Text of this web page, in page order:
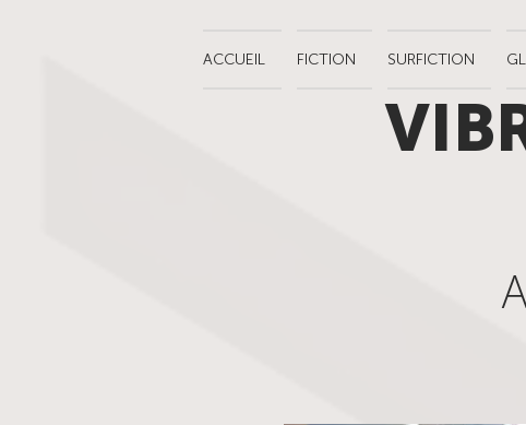
ACCUEIL FICTION SURFICTION